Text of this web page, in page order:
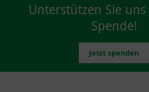
Unterstützen Sie
Spende!
Jetzt spenden